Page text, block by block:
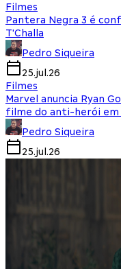
Filmes
Pantera Negra 3 é
T'Challa
Pedro Siqueira
25.jul.26
Filmes
Marvel anuncia Ryan
filme do anti-herói em
Pedro Siqueira
25.jul.26